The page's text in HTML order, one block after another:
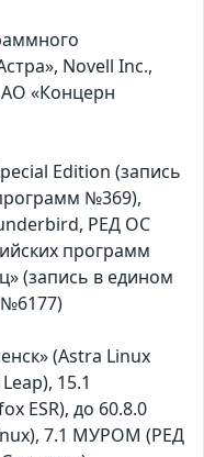
Novell Inc.,
«Концерн
Edition (запись
№369),
РЕД ОС
программ
(запись в едином
(Astra Linux
15.1
ESR), до 60.8.0
7.1 МУРОМ (РЕД